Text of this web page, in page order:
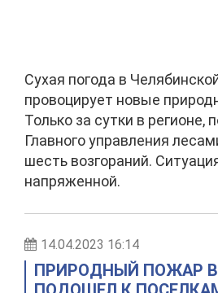
Сухая погода в
провоцирует новые
Только за сутки в регионе,
Главного управления
шесть возгораний.
напряженной.
14.04.2023 16:14
ПРИРОДНЫЙ ПОЖАР